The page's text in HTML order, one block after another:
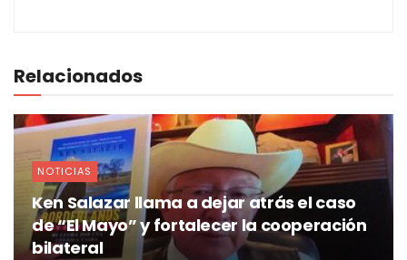
Relacionados
NOTICIAS
Ken Salazar llama a dejar atrás el caso
de “El Mayo” y fortalecer la cooperación
bilateral